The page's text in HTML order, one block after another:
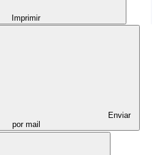
Imprimir
Enviar
por mail